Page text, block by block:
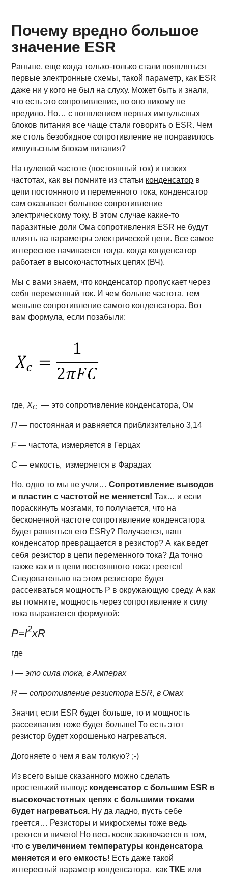
Почему вредно большое
значение ESR
Раньше, еще когда только-только стали появляться
первые электронные схемы, такой параметр, как ESR
даже ни у кого не был на слуху. Может быть и знали,
что есть это сопротивление, но оно никому не
вредило. Но… с появлением первых импульсных
блоков питания все чаще стали говорить о ESR. Чем
же столь безобидное сопротивление не понравилось
импульсным блокам питания?
На нулевой частоте (постоянный ток) и низких
частотах, как вы помните из статьи конденсатор в
цепи постоянного и переменного тока, конденсатор
сам оказывает большое сопротивление
электрическому току. В этом случае какие-то
паразитные доли Ома сопротивления ESR не будут
влиять на параметры электрической цепи. Все самое
интересное начинается тогда, когда конденсатор
работает в высокочастотных цепях (ВЧ).
Мы с вами знаем, что конденсатор пропускает через
себя переменный ток. И чем больше частота, тем
меньше сопротивление самого конденсатора. Вот
вам формула, если позабыли:
где, ХС — это сопротивление конденсатора, Ом
П — постоянная и равняется приблизительно 3,14
F— частота, измеряется в Герцах
С — емкость, измеряется в Фарадах
Но, одно то мы не учли…Сопротивление выводов
и пластин с частотой не меняется! Так… и если
пораскинуть мозгами, то получается, что на
бесконечной частоте сопротивление конденсатора
будет равняться его ESRу? Получается, наш
конденсатор превращается в резистор? А как ведет
себя резистор в цепи переменного тока? Да точно
также как и в цепи постоянного тока: греется!
Следовательно на этом резисторе будет
рассеиваться мощность P в окружающую среду. А как
вы помните, мощность через сопротивление и силу
тока выражается формулой:
P=I2xR
где
I — это сила тока, в Амперах
R — сопротивление резистора ESR, в Омах
Значит, если ESR будет больше, то и мощность
рассеивания тоже будет больше! То есть этот
резистор будет хорошенько нагреваться.
Догоняете о чем я вам толкую? ;-)
Из всего выше сказанного можно сделать
простенький вывод: конденсатор с большим ESR в
высокочастотных цепях с большими токами
будет нагреваться. Ну да ладно, пусть себе
греется… Резисторы и микросхемы тоже ведь
греются и ничего! Но весь косяк заключается в том,
чтос увеличением температуры конденсатора
меняется и его емкость! Есть даже такой
интересный параметр конденсатора, какТКЕ или